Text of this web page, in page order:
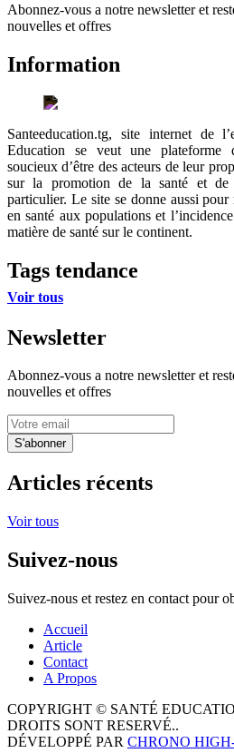
Abonnez-vous a notre newsletter et
nouvelles et offres
Information
Santeeducation.tg, site internet de
Education se veut une plateforme
soucieux d’être des acteurs de leur
sur la promotion de la santé et de
particulier. Le site se donne aussi
en santé aux populations et
matière de santé sur le continent.
Tags tendance
Voir tous
Newsletter
Abonnez-vous a notre newsletter et
nouvelles et offres
S'abonner
Articles récents
Voir tous
Suivez-nous
Suivez-nous et restez en contact pour
Accueil
Article
Contact
A Propos
COPYRIGHT © SANTÉ
DROITS SONT RESERVÉ..
DÉVELOPPÉ PAR CHRONO